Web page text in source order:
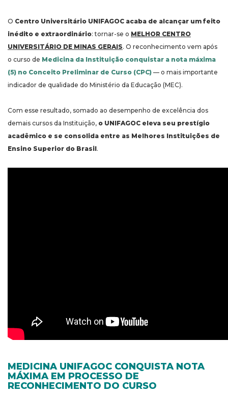
O Centro Universitário UNIFAGOC acaba de alcançar um feito
inédito e extraordinário: tornar-se o MELHOR CENTRO
UNIVERSITÁRIO DE MINAS GERAIS. O reconhecimento vem após
o curso de Medicina da Instituição conquistar a nota máxima
(5) no Conceito Preliminar de Curso (CPC) — o mais importante
indicador de qualidade do Ministério da Educação (MEC).
Com esse resultado, somado ao desempenho de excelência dos
demais cursos da Instituição, o UNIFAGOC eleva seu prestígio
acadêmico e se consolida entre as Melhores Instituições de
Ensino Superior do Brasil.
MEDICINA UNIFAGOC CONQUISTA NOTA
MÁXIMA EM PROCESSO DE
RECONHECIMENTO DO CURSO